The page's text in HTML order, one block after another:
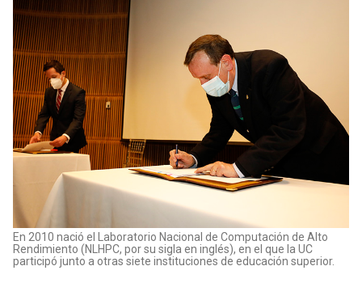
En 2010 nació el Laboratorio Nacional de Computación de Alto
Rendimiento (NLHPC, por su sigla en inglés), en el que la UC
participó junto a otras siete instituciones de educación superior.